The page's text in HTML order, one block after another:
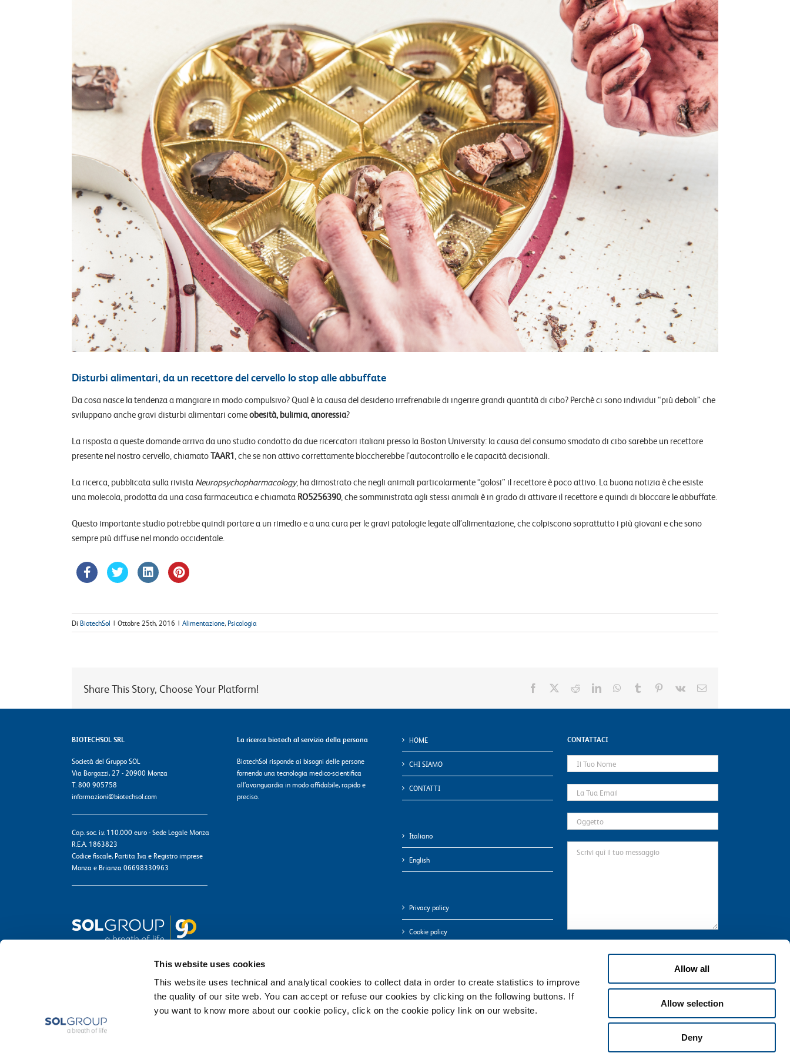
This website uses cookies
This website uses technical and analytical cookies to collect data in order to create statistics to improve
the quality of our site web. You can accept or refuse our cookies by clicking on the following buttons. If
you want to know more about our cookie policy, click on the cookie policy link on our website.
Allow all
Allow selection
Deny
Disturbi alimentari, da un recettore del cervello lo stop alle abbuffate
Da cosa nasce la tendenza a mangiare in modo compulsivo? Qual è la causa del desiderio irrefrenabile di ingerire grandi quantità di cibo? Perchè ci sono individui “più deboli” che
sviluppano anche gravi disturbi alimentari comeobesità, bulimia, anoressia?
La risposta a queste domande arriva da uno studio condotto da due ricercatori italiani presso la Boston University: la causa del consumo smodato di cibo sarebbe un recettore
presente nel nostro cervello, chiamatoTAAR1, che se non attivo correttamente bloccherebbe l’autocontrollo e le capacità decisionali.
La ricerca, pubblicata sulla rivista Neuropsychopharmacology, ha dimostrato che negli animali particolarmente “golosi” il recettore è poco attivo. La buona notizia è che esiste
una molecola, prodotta da una casa farmaceutica e chiamata RO5256390, che somministrata agli stessi animali è in grado di attivare il recettore e quindi di bloccare le abbuffate.
Questo importante studio potrebbe quindi portare a un rimedio e a una cura per le gravi patologie legate all’alimentazione, che colpiscono soprattutto i più giovani e che sono
sempre più diffuse nel mondo occidentale.
Di BiotechSol | Ottobre 25th, 2016 | Alimentazione, Psicologia
Share This Story, Choose Your Platform! Facebook RedditLinkedInWhatsApp
Tumblr Pinterest
Vk Email
BIOTECHSOL SRL
Società del Gruppo SOL
Via Borgazzi, 27 - 20900 Monza
T. 800 905758
informazioni@biotechsol.com
Cap. soc. i.v. 110.000 euro - Sede Legale Monza
R.E.A. 1863823
Codice fiscale, Partita Iva e Registro imprese
Monza e Brianza 06698330963
La ricerca biotech al servizio della persona
BiotechSol risponde ai bisogni delle persone
fornendo una tecnologia medico-scientifica
all’avanguardia in modo affidabile, rapido e
preciso.
HOME
CHI SIAMO
CONTATTI
Italiano
English
Privacy policy
Cookie policy
CONTATTACI
parte, in relazione al trattamento dei propri dati
personali necessari per la navigazione sul Sito.